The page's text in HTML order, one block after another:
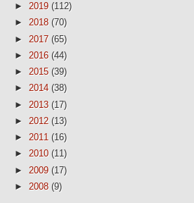
► 2019 (112)
► 2018 (70)
► 2017 (65)
► 2016 (44)
► 2015 (39)
► 2014 (38)
► 2013 (17)
► 2012 (13)
► 2011 (16)
► 2010 (11)
► 2009 (17)
► 2008 (9)